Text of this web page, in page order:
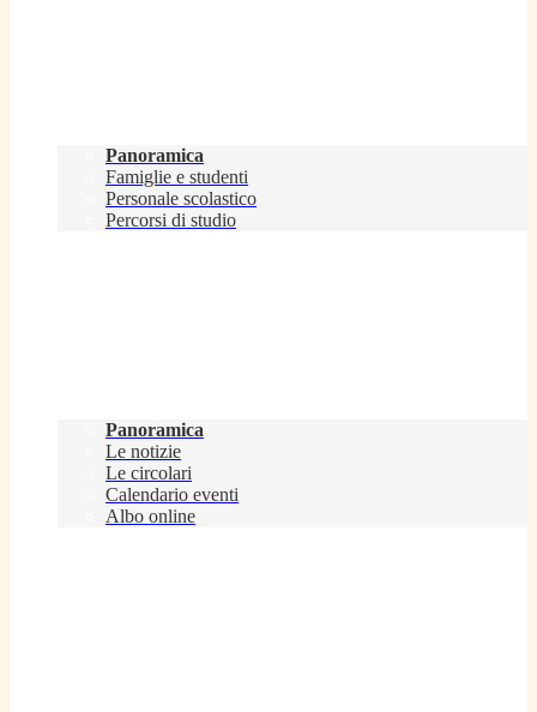
Panoramica
Famiglie e studenti
Personale scolastico
Percorsi di studio
Panoramica
Le notizie
Le circolari
Calendario eventi
Albo online